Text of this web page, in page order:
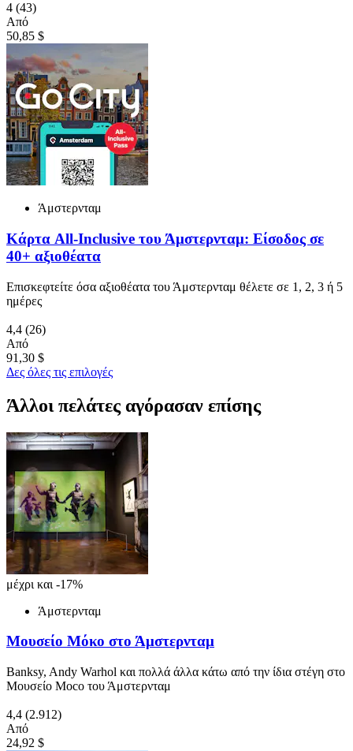
4 (43)
Από
50,85 $
Άμστερνταμ
Κάρτα All-Inclusive του Άμστερνταμ: Είσοδος σε
40+ αξιοθέατα
Επισκεφτείτε όσα αξιοθέατα του Άμστερνταμ θέλετε σε 1, 2, 3 ή 5
ημέρες
4,4 (26)
Από
91,30 $
Δες όλες τις επιλογές
Άλλοι πελάτες αγόρασαν επίσης
μέχρι και -17%
Άμστερνταμ
Μουσείο Μόκο στο Άμστερνταμ
Banksy, Andy Warhol και πολλά άλλα κάτω από την ίδια στέγη στο
Μουσείο Moco του Άμστερνταμ
4,4 (2.912)
Από
24,92 $